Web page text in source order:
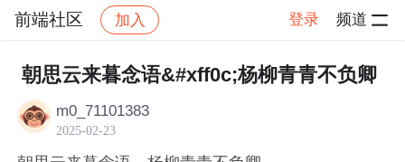
前端社区 加入 登录 频道
社区 前端社区 感慨 帖子详情
朝思云来暮念语&#xff0c;杨柳青青不负卿
m0_71101383
2025-02-23